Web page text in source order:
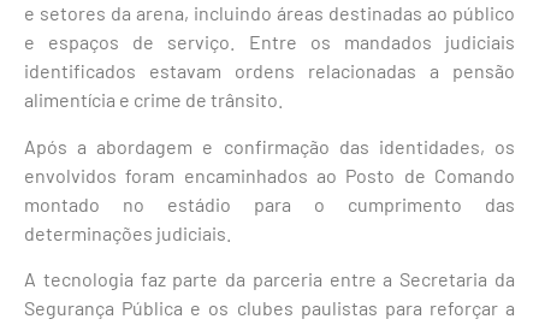
e setores da arena, incluindo áreas destinadas ao público
e espaços de serviço. Entre os mandados judiciais
identificados estavam ordens relacionadas a pensão
alimentícia e crime de trânsito.
Após a abordagem e confirmação das identidades, os
envolvidos foram encaminhados ao Posto de Comando
montado no estádio para o cumprimento das
determinações judiciais.
A tecnologia faz parte da parceria entre a Secretaria da
Segurança Pública e os clubes paulistas para reforçar a